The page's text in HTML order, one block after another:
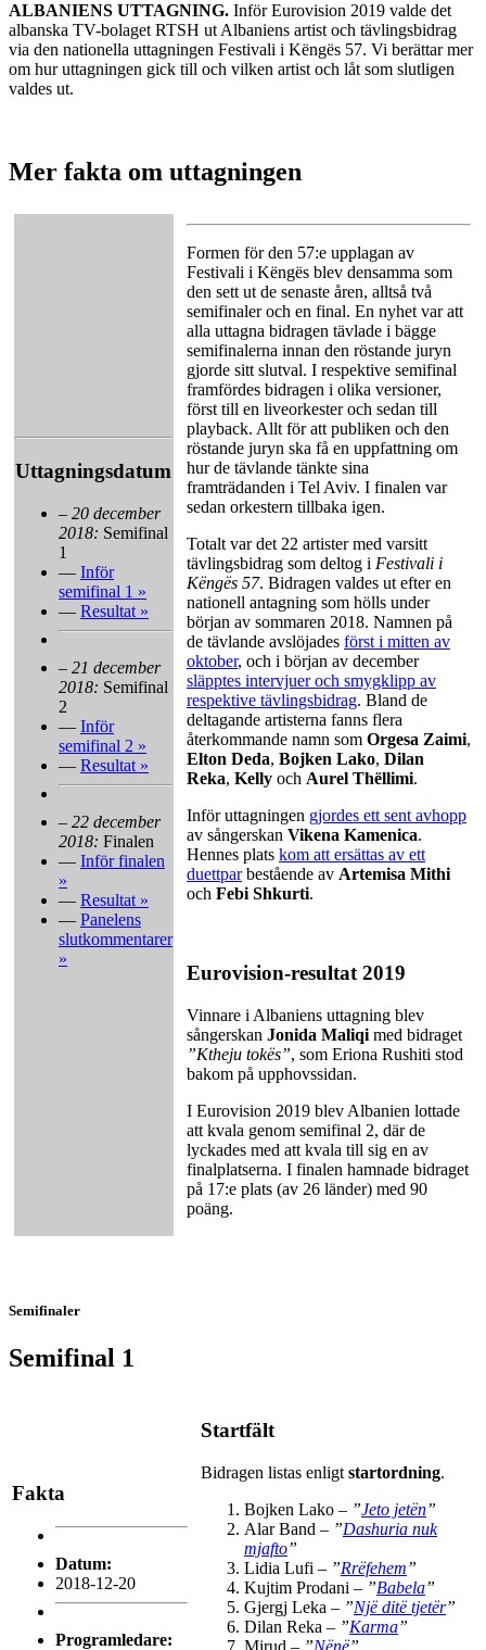
ALBANIENS UTTAGNING. Inför Eurovision 2019 valde det
albanska TV-bolaget RTSH ut Albaniens artist och tävlingsbidrag
via den nationella uttagningen Festivali i Këngës 57. Vi berättar mer
om hur uttagningen gick till och vilken artist och låt som slutligen
valdes ut.
Mer fakta om uttagningen
Uttagningsdatum
– 20 december
2018: Semifinal
1
— Inför
semifinal 1 »
— Resultat »
– 21 december
2018: Semifinal
2
— Inför
semifinal 2 »
— Resultat »
– 22 december
2018: Finalen
— Inför finalen
»
— Resultat »
— Panelens
slutkommentarer
»
Formen för den 57:e upplagan av
Festivali i Këngës blev densamma som
den sett ut de senaste åren, alltså två
semifinaler och en final. En nyhet var att
alla uttagna bidragen tävlade i bägge
semifinalerna innan den röstande juryn
gjorde sitt slutval. I respektive semifinal
framfördes bidragen i olika versioner,
först till en liveorkester och sedan till
playback. Allt för att publiken och den
röstande juryn ska få en uppfattning om
hur de tävlande tänkte sina
framträdanden i Tel Aviv. I finalen var
sedan orkestern tillbaka igen.
Totalt var det 22 artister med varsitt
tävlingsbidrag som deltog i Festivali i
Këngës 57. Bidragen valdes ut efter en
nationell antagning som hölls under
början av sommaren 2018. Namnen på
de tävlande avslöjades först i mitten av
oktober, och i början av december
släpptes intervjuer och smygklipp av
respektive tävlingsbidrag. Bland de
deltagande artisterna fanns flera
återkommande namn som Orgesa Zaimi,
Elton Deda, Bojken Lako, Dilan
Reka, Kelly och Aurel Thëllimi.
Inför uttagningen gjordes ett sent avhopp
av sångerskan Vikena Kamenica.
Hennes plats kom att ersättas av ett
duettparbestående av Artemisa Mithi
och Febi Shkurti.
Eurovision-resultat 2019
Vinnare i Albaniens uttagning blev
sångerskan Jonida Maliqi med bidraget
”Ktheju tokës”, som Eriona Rushiti stod
bakom på upphovssidan.
I Eurovision 2019 blev Albanien lottade
att kvala genom semifinal 2, där de
lyckades med att kvala till sig en av
finalplatserna. I finalen hamnade bidraget
på 17:e plats (av 26 länder) med 90
poäng.
Semifinaler
Semifinal 1
Fakta
Datum:
2018-12-20
Programledare:
Startfält
Bidragen listas enligt startordning.
Bojken Lako – ”Jeto jetën”
Alar Band – ”Dashuria nuk
mjafto”
Lidia Lufi – ”Rrëfehem”
Kujtim Prodani – ”Babela”
Gjergj Leka – ”Një ditë tjetër”
Dilan Reka – ”Karma”
Mirud – ”Nënë”